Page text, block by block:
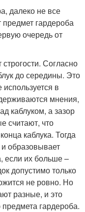
далеко не все
гардероба
очередь от
Согласно
до середины. Это
в
мнения,
каблуком, а зазор
считают, что
каблука. Тогда
образовывает
если их больше –
допустимо только
не ровно. Но
разные, и это
гардероба.